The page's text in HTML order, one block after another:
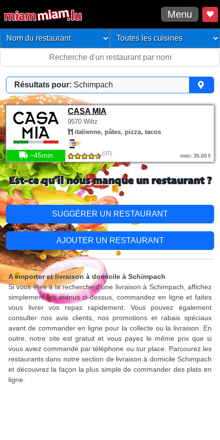
Menu
Résultats pour: Schimpach
CASA MIA
9570 Wiltz
italienne, pâtes, pizza, tacos
~45min (37) min: 35.00 €
Est-ce qu'il nous manque un restaurant ?
SUGGÉRER UN RESTAURANT
AJOUTER UN RESTAURANT
A emporter et livraison à domicile à Schimpach
Si vous êtes à la recherche d'une livraison à Schimpach, affichez
simplement les menus ci-dessus, commandez en ligne et faites
vous livrer vos repas rapidement. Vous pouvez également
consulter nos avis clients, nos promotions et rabais spéciaux
avant de commander en ligne pour la collecte ou la livraison. En
outre, notre site est gratuit et vous payez le même prix que si
vous aviez commandé par téléphone ou sur place. Parcourez les
restaurants dans notre section de livraison à domicile Schimpach
et découvrez la façon la plus simple de commander des plats en
ligne.